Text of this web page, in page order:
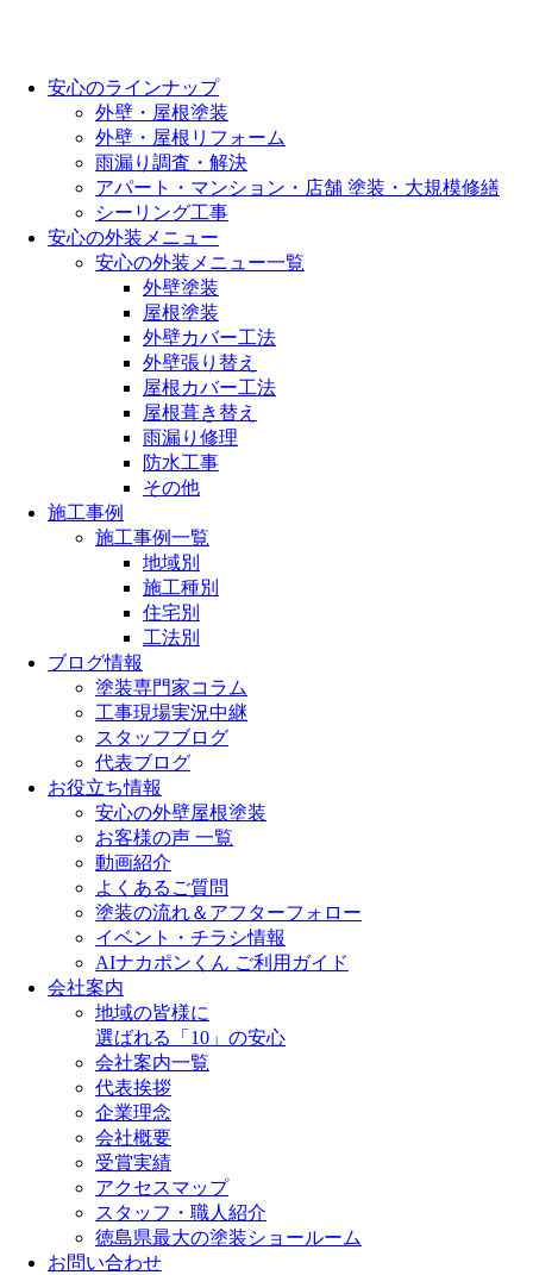
安心のラインナップ
外壁・屋根塗装
外壁・屋根リフォーム
雨漏り調査・解決
アパート・マンション・店舗 塗装・大規模修繕
シーリング工事
安心の外装メニュー
安心の外装メニュー一覧
外壁塗装
屋根塗装
外壁カバー工法
外壁張り替え
屋根カバー工法
屋根葺き替え
雨漏り修理
防水工事
その他
施工事例
施工事例一覧
地域別
施工種別
住宅別
工法別
ブログ情報
塗装専門家コラム
工事現場実況中継
スタッフブログ
代表ブログ
お役立ち情報
安心の外壁屋根塗装
お客様の声 一覧
動画紹介
よくあるご質問
塗装の流れ＆アフターフォロー
イベント・チラシ情報
AIナカポンくん ご利用ガイド
会社案内
地域の皆様に
選ばれる「10」の安心
会社案内一覧
代表挨拶
企業理念
会社概要
受賞実績
アクセスマップ
スタッフ・職人紹介
徳島県最大の塗装ショールーム
お問い合わせ